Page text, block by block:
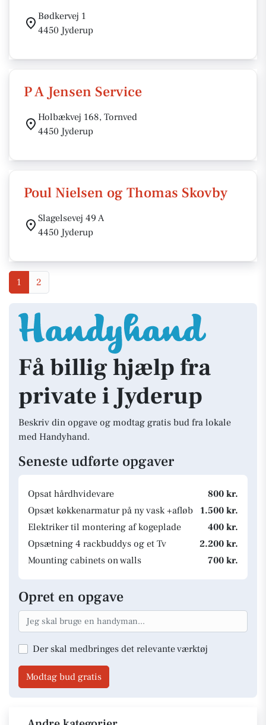
Bødkervej 1
4450 Jyderup
P A Jensen Service
Holbækvej 168, Tornved
4450 Jyderup
Poul Nielsen og Thomas Skovby
Slagelsevej 49 A
4450 Jyderup
1 2
Få billig hjælp fra
private i Jyderup
Beskriv din opgave og modtag gratis bud fra lokale
med Handyhand.
Seneste udførte opgaver
Opsat hårdhvidevare
800 kr.
Opsæt køkkenarmatur på ny vask +afløb
1.500 kr.
Elektriker til montering af kogeplade
400 kr.
Opsætning 4 rackbuddys og et Tv
2.200 kr.
Mounting cabinets on walls
700 kr.
Opret en opgave
Der skal medbringes det relevante værktøj
Modtag bud gratis